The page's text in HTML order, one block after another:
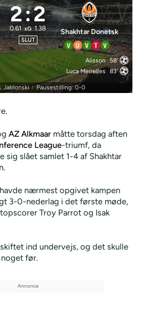
2:2
0.61 xG 1.38
SLUT
Shakhtar Donetsk
V U V T V
Alisson
58'
Luca Meirelles
83'
Jablonski | Pausestilling: 0-0
AZ Alkmaarmåtte torsdag aften
League-triumf, da
sig slået samlet 1-4 af Shakhtar
nærmest opgivet kampen
3-0-nederlag i det første møde,
Troy Parrot og Isak
ind undervejs, og det skulle
før.